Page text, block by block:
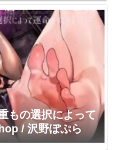
もの選択によって
/ 沢野ぽぷら